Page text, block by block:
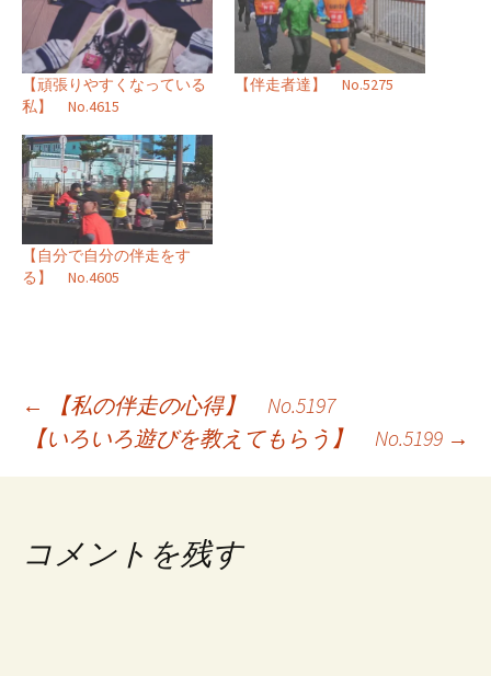
【頑張りやすくなっている
私】 No.4615
【伴走者達】 No.5275
【自分で自分の伴走をす
る】 No.4605
投
ビ
←
【私の伴走の心得】 No.5197
【いろいろ遊びを教えてもらう】 No.5199 →
コメントを残す